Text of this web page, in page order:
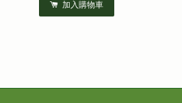
加入購物車